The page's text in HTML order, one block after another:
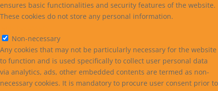
ensures basic functionalities and security features of the website.
These cookies do not store any personal information.
Non-necessary
Any cookies that may not be particularly necessary for the website
to function and is used specifically to collect user personal data
via analytics, ads, other embedded contents are termed as non-
necessary cookies. It is mandatory to procure user consent prior to